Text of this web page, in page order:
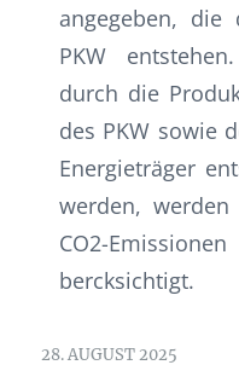
angegeben,
PKW
durch die
des PKW sowie
Energieträger
werden,
CO2-
bercksichtigt.
28. AUGUST 2025